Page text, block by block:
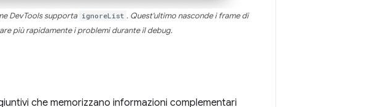
DevTools supporta ignoreList . Quest'ultimo nasconde i frame di
più rapidamente i problemi durante il debug.
che memorizzano informazioni complementari